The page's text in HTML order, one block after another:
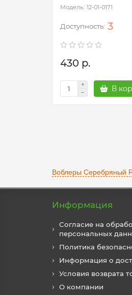
12-01-0171
3
430 р.
В
Воблеры Серебряный
Информация
Согласие на
персональных
Политика
Информация о
Условия возврата
О компании